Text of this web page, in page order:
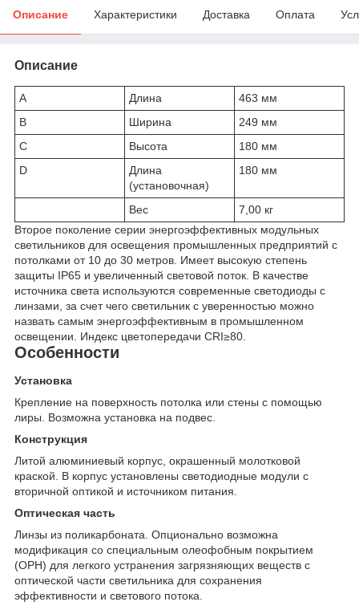
Описание Характеристики Доставка Оплата
Описание
A Длина
463 мм
B
Ширина
249 мм
C
Высота
180 мм
D
Длина
(установочная)
180 мм
Вес
7,00 кг
Второе поколение серии энергоэффективных модульных
светильников для освещения промышленных предприятий с
потолками от 10 до 30 метров. Имеет высокую степень
защиты IP65 и увеличенный световой поток. В качестве
источника света используются современные светодиоды с
линзами, за счет чего светильник с уверенностью можно
назвать самым энергоэффективным в промышленном
освещении. Индекс цветопередачи CRI≥80.
Особенности
Установка
Крепление на поверхность потолка или стены с помощью
лиры. Возможна установка на подвес.
Конструкция
Литой алюминиевый корпус, окрашенный молотковой
краской. В корпус установлены светодиодные модули с
вторичной оптикой и источником питания.
Оптическая часть
Линзы из поликарбоната. Опционально возможна
модификация со специальным олеофобным покрытием
(OPH) для легкого устранения загрязняющих веществ с
оптической части светильника для сохранения
эффективности и светового потока.